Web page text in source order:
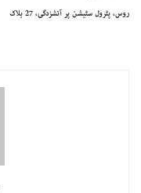
روس، پٹرول سٹیشن پر آتشزدگی، 27 ہلاک